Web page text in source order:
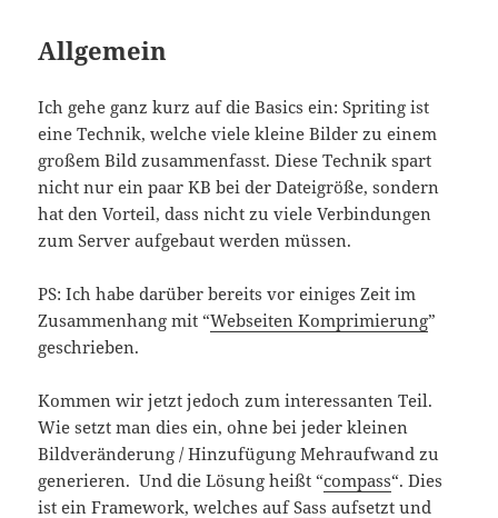
Allgemein
Ich gehe ganz kurz auf die Basics ein: Spriting ist
eine Technik, welche viele kleine Bilder zu einem
großem Bild zusammenfasst. Diese Technik spart
nicht nur ein paar KB bei der Dateigröße, sondern
hat den Vorteil, dass nicht zu viele Verbindungen
zum Server aufgebaut werden müssen.
PS: Ich habe darüber bereits vor einiges Zeit im
Zusammenhang mit “Webseiten Komprimierung”
geschrieben.
Kommen wir jetzt jedoch zum interessanten Teil.
Wie setzt man dies ein, ohne bei jeder kleinen
Bildveränderung / Hinzufügung Mehraufwand zu
generieren. Und die Lösung heißt “compass“. Dies
ist ein Framework, welches aufSassaufsetzt und